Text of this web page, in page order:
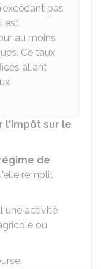
pas
est
au moins
Ce taux
allant
l'impôt sur le
de
remplit
une activité
ou